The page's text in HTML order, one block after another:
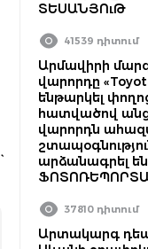
ՏԵՍԱՆՅՈւԹ
41539 դիտում
Արմավիրի
վարորդը
ենթարկել
հատվածով
վարորդն
արձանագրել
37810 դիտում
Արտակարգ